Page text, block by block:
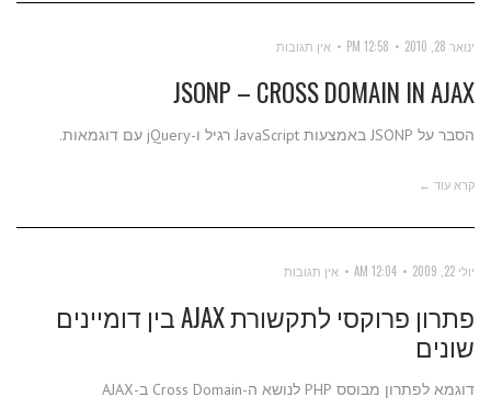
ינואר 28, 2010 12:58 PM אין תגובות
JSONP – CROSS DOMAIN IN AJAX
הסבר על JSONP באמצעות JavaScript רגיל ו-jQuery עם דוגמאות.
קרא עוד ←
יולי 22, 2009 12:04 AM אין תגובות
פתרון פרוקסי לתקשורת AJAX בין דומיינים
שונים
דוגמא לפתרון מבוסס PHP לנושא ה-Cross Domain ב-AJAX